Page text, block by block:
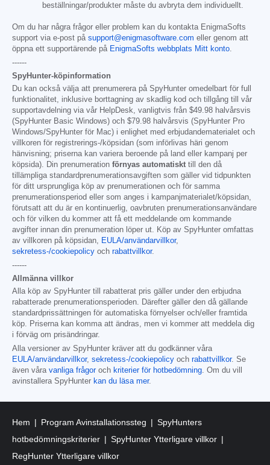
beställningar/produkter måste du avbryta dem individuellt.
Om du har några frågor eller problem kan du kontakta EnigmaSofts
support via e-post på support@enigmasoftware.com eller genom att
öppna ett supportärende på EnigmaSofts webbplats Mitt konto.
------
SpyHunter-köpinformation
Du kan också välja att prenumerera på SpyHunter omedelbart för full
funktionalitet, inklusive borttagning av skadlig kod och tillgång till vår
supportavdelning via vår HelpDesk, vanligtvis från $49.98 halvårsvis
(SpyHunter Basic Windows) och $79.98 halvårsvis (SpyHunter Pro
Windows/SpyHunter för Mac) i enlighet med erbjudandematerialet och
villkoren för registrerings-/köpsidan (som införlivas häri genom
hänvisning; priserna kan variera beroende på land eller kampanj per
köpsida). Din prenumeration förnyas automatiskt till den då
tillämpliga standardprenumerationsavgiften som gäller vid tidpunkten
för ditt ursprungliga köp av prenumerationen och för samma
prenumerationsperiod eller som anges i kampanjmaterialet/köpsidan,
förutsatt att du är en kontinuerlig, oavbruten prenumerationsanvändare
och för vilken du kommer att få ett meddelande om kommande
avgifter innan din prenumeration löper ut. Köp av SpyHunter omfattas
av villkoren på köpsidan, EULA/användarvillkor,
sekretess-/cookiepolicy och rabattvillkor.
------
Allmänna villkor
Alla köp av SpyHunter till rabatterat pris gäller under den erbjudna
rabatterade prenumerationsperioden. Därefter gäller den då gällande
standardprissättningen för automatiska förnyelser och/eller framtida
köp. Priserna kan komma att ändras, men vi kommer att meddela dig
i förväg om prisändringar.
Alla versioner av SpyHunter kräver att du godkänner våra
EULA/användarvillkor, sekretess-/cookiepolicy och rabattvillkor. Se
även våra vanliga frågoroch kriterier för hotbedömning. Om du vill
avinstallera SpyHunter kan du läsa mer.
Hem Program Avinstallationssteg
SpyHunters
hotbedömningskriterier
SpyHunter Ytterligare villkor
RegHunter Ytterligare villkor